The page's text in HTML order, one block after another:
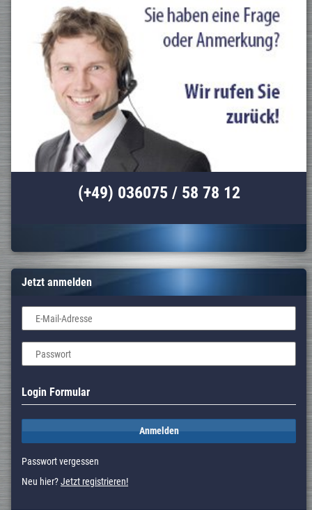
(+49) 036075 / 58 78 12
Jetzt anmelden
E-Mail-Adresse
Passwort
Login Formular
Anmelden
Passwort vergessen
Neu hier?Jetzt registrieren!